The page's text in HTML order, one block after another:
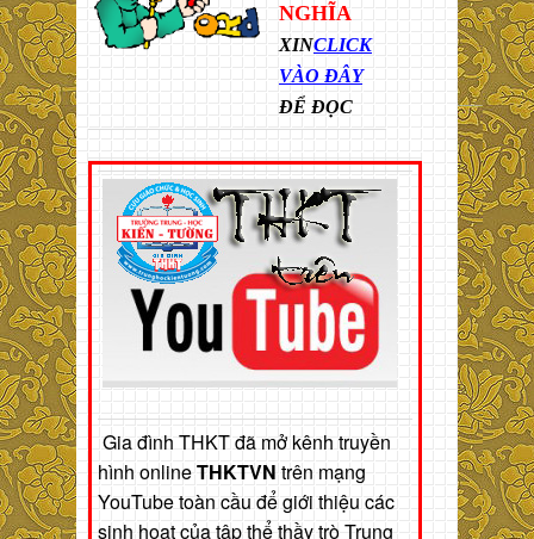
NGHĨA
XINCLICK
VÀO ĐÂY
ĐỂ ĐỌC
Gia đình THKT đã mở kênh truyền
hình onlineTHKTVN trên mạng
YouTube toàn cầu để giới thiệu các
sinh hoạt của tập thể thầy trò Trung